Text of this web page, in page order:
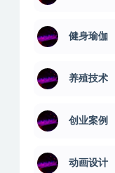
健身瑜伽
养殖技术
创业案例
动画设计